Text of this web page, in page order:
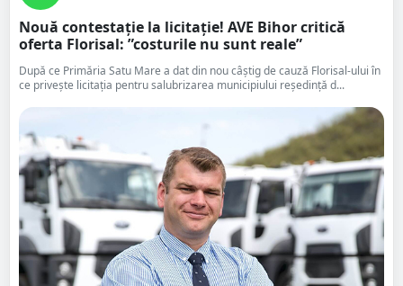
Nouă contestație la licitație! AVE Bihor critică
oferta Florisal: ”costurile nu sunt reale”
După ce Primăria Satu Mare a dat din nou câștig de cauză Florisal-ului în
ce privește licitația pentru salubrizarea municipiului reședință d...